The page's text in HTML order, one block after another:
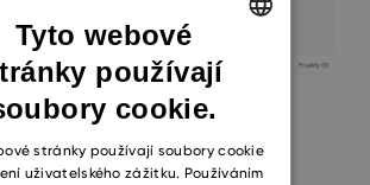
ENGLISH
CZECH
SLOVAK
Tyto webové
používají
cookie.
stránky používají soubory cookie
uživatelského zážitku. Používáním